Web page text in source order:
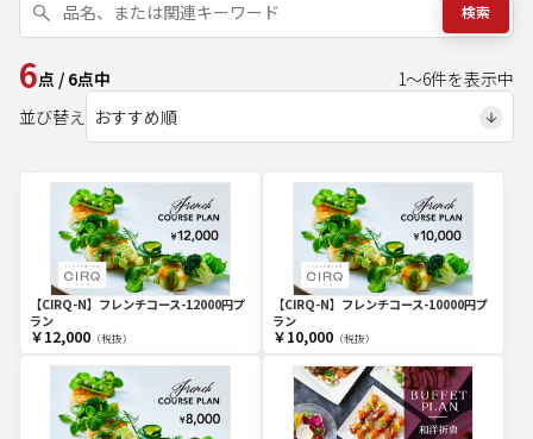
検索
6点 / 6点中 1～6件を表示中
並び替え
【CIRQ-N】フレンチコース-12000円プ
ラン
￥12,000（税抜）
【CIRQ-N】フレンチコース-10000円プ
ラン
￥10,000（税抜）